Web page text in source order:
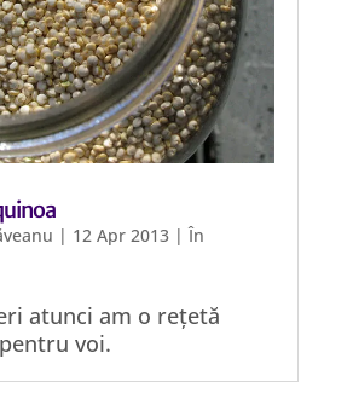
| 12 Apr 2013| În
atunci am o rețetă
voi.